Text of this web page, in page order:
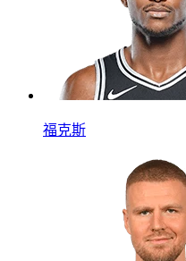
福克斯